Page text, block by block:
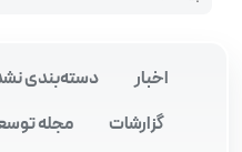
اخبار دسته‌بندی
گزارشات
مجله